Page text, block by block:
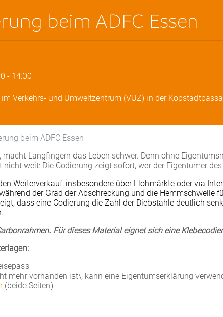
beim ADFC Essen
- 14:00
im Verkehrs- und Umweltzentrum (VUZ) in der
beim ADFC Essen
Langfingern das Leben schwer. Denn ohne
weit: Die Codierung zeigt sofort, wer der Eigentümer
Weiterverkauf, insbesondere über Flohmärkte oder via
der Grad der Abschreckung und die Hemmschwelle
dass eine Codierung die Zahl der Diebstähle deutlich
Für dieses Material eignet sich eine
mehr vorhanden ist\, kann eine Eigentumserklärung
(beide Seiten)